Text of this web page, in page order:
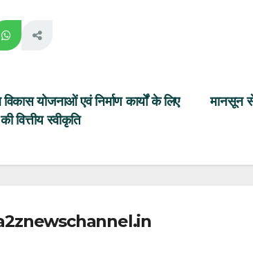
मानसून
योजनाओं एवं निर्माण कार्यों के लिए
वित्तीय स्वीकृति